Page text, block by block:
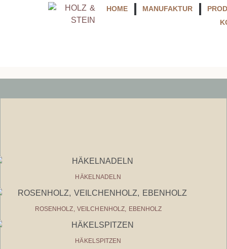
HOME MANUFAKTUR
HÄKELNADELN
ROSENHOLZ, VEILCHENHOLZ, EBENHOLZ
HÄKELSPITZEN